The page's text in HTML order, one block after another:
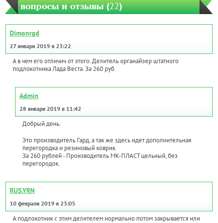
вопросы и отзывы (22)
Dimonrgd
27 января 2019 в 23:22
А в чем его отличич от этого. Делитель органайзер штатного
подлокотника Лада Веста. За 260 руб.
Admin
28 января 2019 в 11:42
Добрый день.
Это производитель Гард, а так же здесь идет дополнительная
перегородка и резиновый коврик.
За 260 рублей - Производитель МК-ПЛАСТ цельный, без
перегородок.
RUS.YRN
10 февраля 2019 в 23:05
А подлокотник с этим делителем нормально потом закрывается или